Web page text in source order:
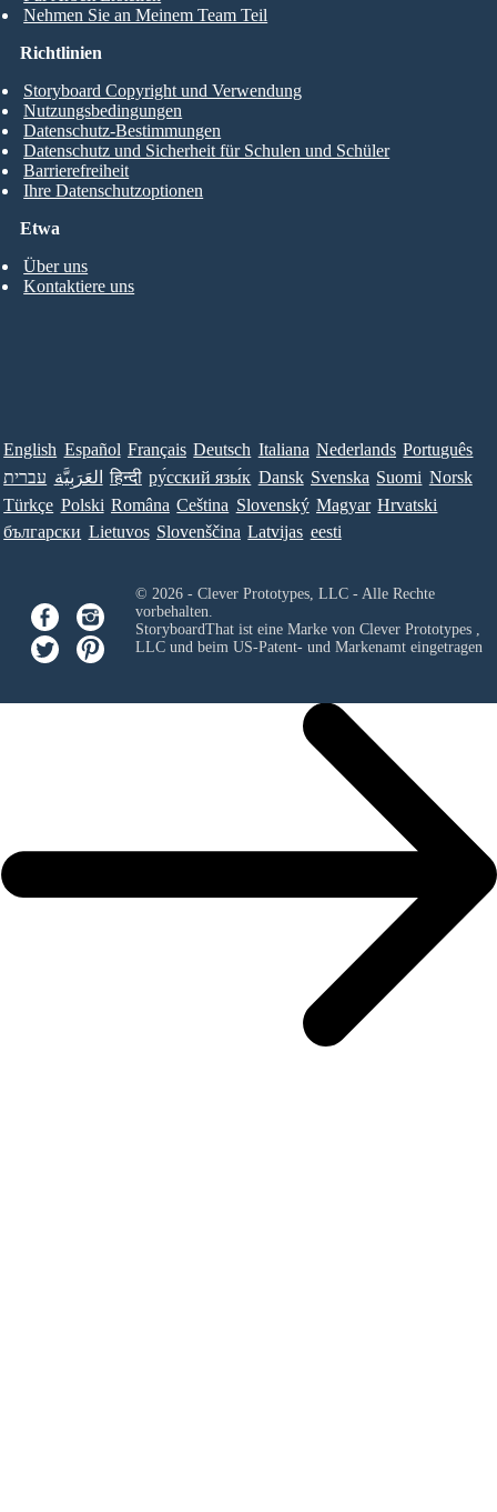
Nehmen Sie an Meinem Team Teil
Etwa
Über uns
Kontaktiere uns
Richtlinien
Storyboard Copyright und Verwendung
Nutzungsbedingungen
Datenschutz-Bestimmungen
Datenschutz und Sicherheit für Schulen und Schüler
Barrierefreiheit
Ihre Datenschutzoptionen
English Español Français Deutsch Italiana Nederlands Português
עברית العَرَبِيَّة हिन्दी ру́сский язы́к Dansk Svenska Suomi Norsk
Türkçe Polski Româna Ceština Slovenský Magyar Hrvatski
български Lietuvos Slovenščina Latvijas eesti
© 2026 - Clever Prototypes, LLC - Alle Rechte
vorbehalten.
StoryboardThat ist eine Marke von Clever Prototypes ,
LLCund beim US-Patent- und Markenamt eingetragen